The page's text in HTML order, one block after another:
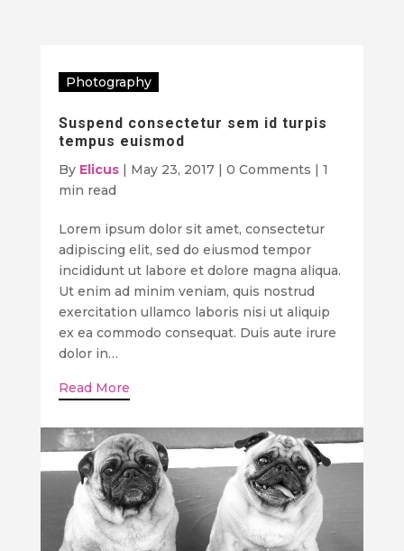
Photography
Suspend consectetur sem id turpis
tempus euismod
By Elicus| May 23, 2017| 0 Comments | 1
min read
Lorem ipsum dolor sit amet, consectetur
adipiscing elit, sed do eiusmod tempor
incididunt ut labore et dolore magna aliqua.
Ut enim ad minim veniam, quis nostrud
exercitation ullamco laboris nisi ut aliquip
ex ea commodo consequat. Duis aute irure
dolor in…
Read More